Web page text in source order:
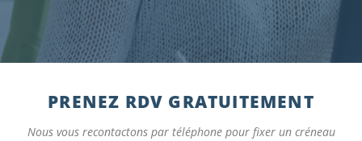
PRENEZ RDV GRATUITEMENT
Nous vous recontactons par téléphone pour fixer un créneau